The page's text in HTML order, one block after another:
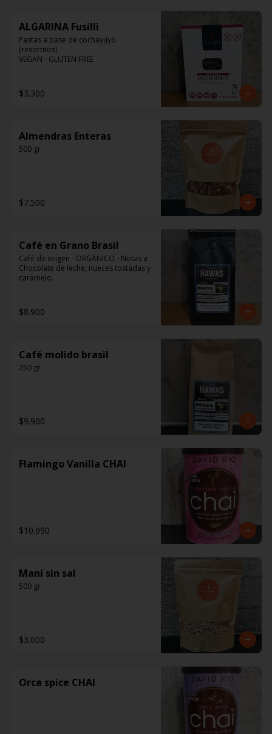
ALGARINA Fusilli
Pastas a base de cochayuyo
(resortitos)
VEGAN - GLUTEN FREE
$3.300
Almendras Enteras
500 gr
$7.500
Café en Grano Brasil
Café de origen - ORGÁNICO - Notas a
Chocolate de leche, nueces tostadas y
caramelo.
$8.900
Café molido brasil
250 gr
$9.900
Flamingo Vanilla CHAI
$10.990
Maní sin sal
500 gr
$3.000
Orca spice CHAI